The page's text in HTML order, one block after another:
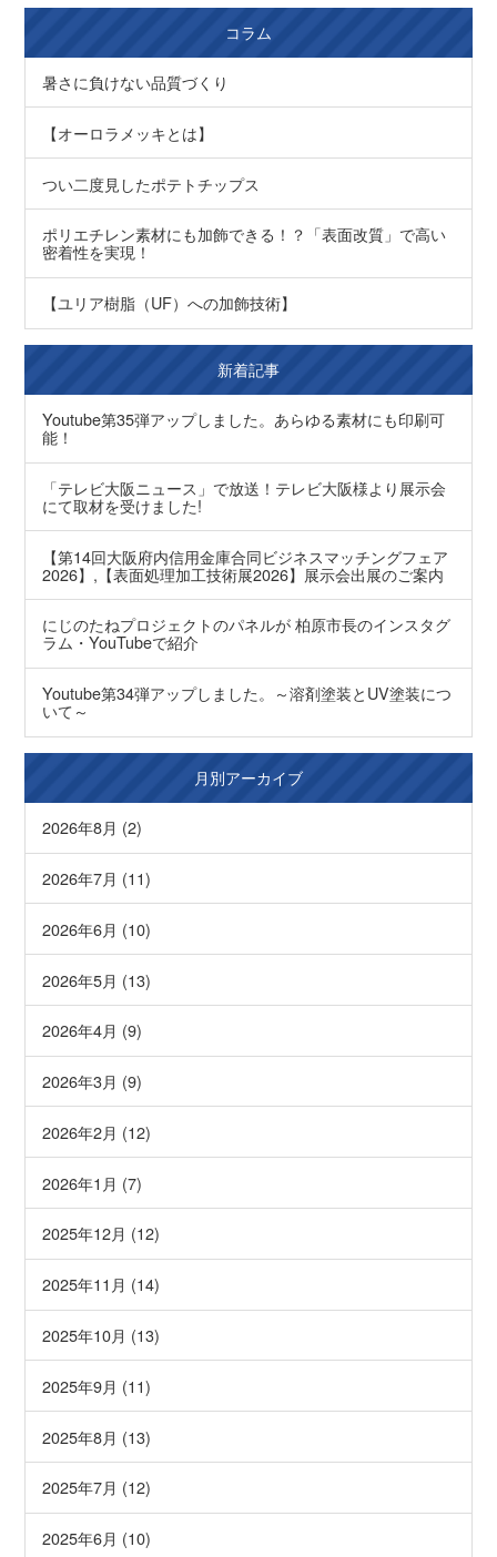
コラム
暑さに負けない品質づくり
【オーロラメッキとは】
つい二度見したポテトチップス
ポリエチレン素材にも加飾できる！？「表面改質」で高い
密着性を実現！
【ユリア樹脂（UF）への加飾技術】
新着記事
Youtube第35弾アップしました。あらゆる素材にも印刷可
能！
「テレビ大阪ニュース」で放送！テレビ大阪様より展示会
にて取材を受けました!
【第14回大阪府内信用金庫合同ビジネスマッチングフェア
2026】,【表面処理加工技術展2026】展示会出展のご案内
にじのたねプロジェクトのパネルが 柏原市長のインスタグ
ラム・YouTubeで紹介
Youtube第34弾アップしました。～溶剤塗装とUV塗装につ
いて～
月別アーカイブ
2026年8月 (2)
2026年7月 (11)
2026年6月 (10)
2026年5月 (13)
2026年4月 (9)
2026年3月 (9)
2026年2月 (12)
2026年1月 (7)
2025年12月 (12)
2025年11月 (14)
2025年10月 (13)
2025年9月 (11)
2025年8月 (13)
2025年7月 (12)
2025年6月 (10)